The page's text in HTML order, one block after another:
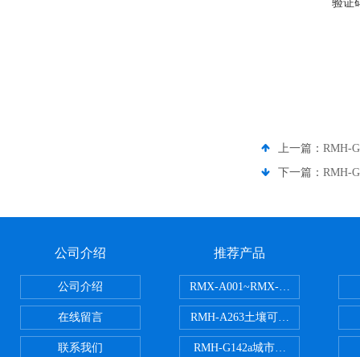
验证
上一篇： RMH-
下一篇： RMH-
公司介绍
公司介绍
在线留言
联系我们
推荐产品
RMX-A001~RMX-A002丙烯酸涂
RMH-A263土壤可交换酸度分析标
RMH-G142a城市污水处理污泥中